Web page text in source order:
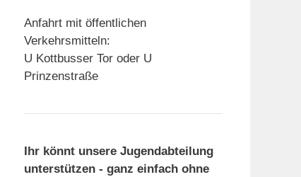
Anfahrt mit öffentlichen
Verkehrsmitteln:
U Kottbusser Tor oder U
Prinzenstraße
Ihr könnt unsere Jugendabteilung
unterstützen - ganz einfach ohne